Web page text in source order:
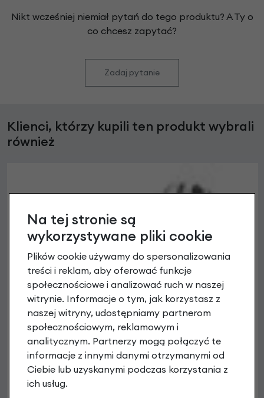
Nikt wcześniej niemiał pytań do tego produktu? A Ty o
co chcesz zapytać?
Zadaj pytanie
Klienci, którzy kupili ten produkt wybrali
również
Na tej stronie są
wykorzystywane pliki cookie
Plików cookie używamy do spersonalizowania
treści i reklam, aby oferować funkcje
społecznościowe i analizować ruch w naszej
witrynie. Informacje o tym, jak korzystasz z
naszej witryny, udostępniamy partnerom
społecznościowym, reklamowym i
analitycznym. Partnerzy mogą połączyć te
informacje z innymi danymi otrzymanymi od
Ciebie lub uzyskanymi podczas korzystania z
ich usług.